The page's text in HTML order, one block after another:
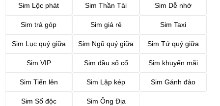
Sim Lộc phát Sim Thần Tài Sim Dễ nhớ
Sim trả góp Sim giá rẻ Sim Taxi
Sim Lục quý giữa Sim Ngũ quý giữa Sim Tứ quý giữa
Sim VIP Sim đầu số cổ Sim khuyến mãi
Sim Tiến lên Sim Lặp kép Sim Gánh đảo
Sim Số độc Sim Ông Địa